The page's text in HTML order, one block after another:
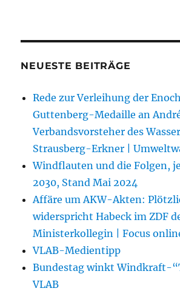
NEUESTE BEITRÄGE
Rede zur Verleihung der
Guttenberg-Medaille an
Verbandsvorsteher des
Strausberg-Erkner |
Windflauten und die Folgen,
2030, Stand Mai 2024
Affäre um AKW-Akten:
widerspricht Habeck im ZDF
Ministerkollegin | Focus
VLAB-Medientipp
Bundestag winkt Windkraft-
VLAB